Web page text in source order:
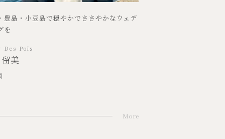
豊島・小豆島で穏やかでささやかなウェデ
を
Des Pois
美
More